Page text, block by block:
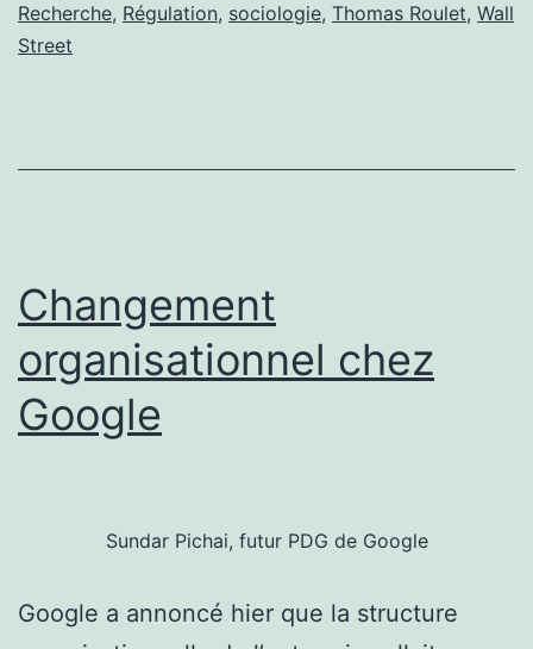
Recherche, Régulation, sociologie, Thomas Roulet, Wall
Street
Changement
organisationnel chez
Google
Sundar Pichai, futur PDG de Google
Google a annoncé hier que la structure